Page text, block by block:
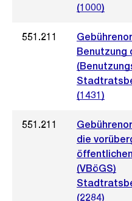
(1000)
551.211
Benutzung
(1431)
551.211
die
(VBöGS)
(2284)